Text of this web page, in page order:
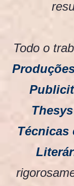
Todo o
Técnicas